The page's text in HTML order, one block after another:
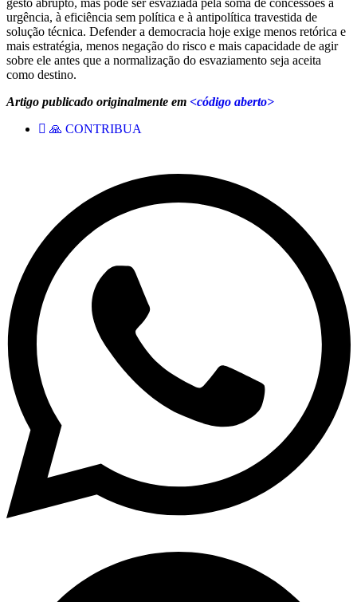
gesto abrupto, mas pode ser esvaziada pela soma de concessões à
urgência, à eficiência sem política e à antipolítica travestida de
solução técnica. Defender a democracia hoje exige menos retórica e
mais estratégia, menos negação do risco e mais capacidade de agir
sobre ele antes que a normalização do esvaziamento seja aceita
como destino.
Artigo publicado originalmente em <código aberto>
🙏 CONTRIBUA